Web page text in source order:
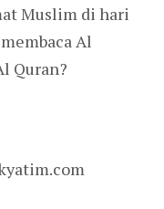
Muslim di hari
Al
Quran?